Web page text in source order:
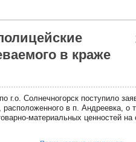
в краже
Солнечногорск поступило
расположенного в п. Андреевка, о
материальных ценностей